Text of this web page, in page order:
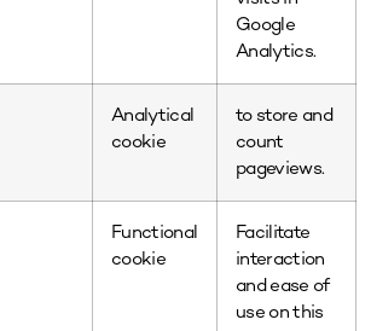
Google
Analytics.
Analytical
cookie
to store and
count
pageviews.
Functional
cookie
Facilitate
interaction
and ease of
use on this